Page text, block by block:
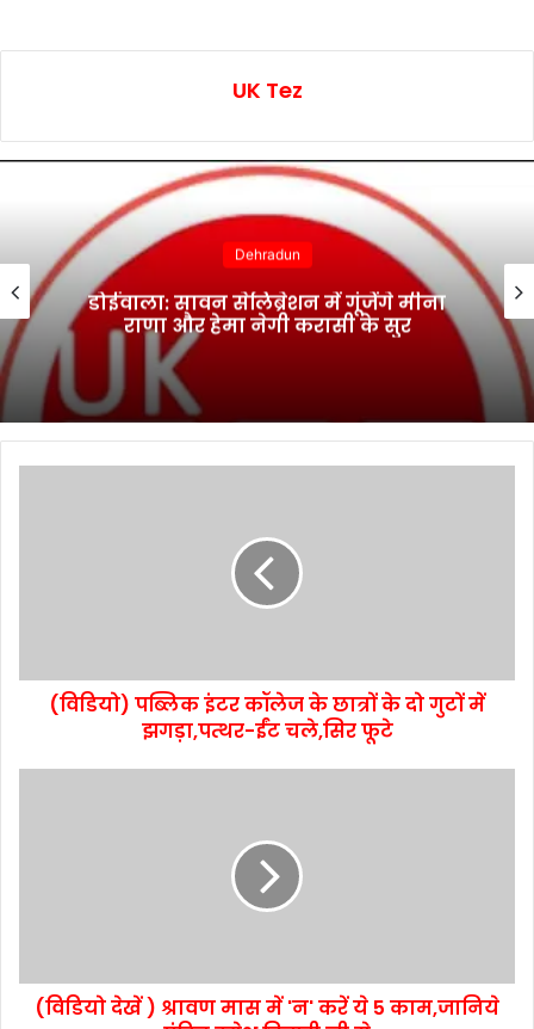
UK Tez
Dehradun
डोईवाला: सावन सेलिब्रेशन में गूंजेंगे मीना
राणा और हेमा नेगी करासी के सुर
(विडियो) पब्लिक इंटर कॉलेज के छात्रों के दो गुटों में
झगड़ा,पत्थर-ईंट चले,सिर फूटे
(विडियो देखें ) श्रावण मास में 'न' करें ये 5 काम,जानिये